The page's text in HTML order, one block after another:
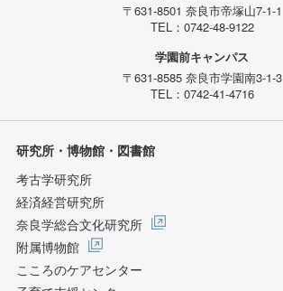
〒631-8501 奈良市帝塚山7-1-1
TEL：0742-48-9122
学園前キャンパス
〒631-8585 奈良市学園南3-1-3
TEL：0742-41-4716
研究所・博物館・図書館
考古学研究所
経済経営研究所
奈良学総合文化研究所
附属博物館
こころのケアセンター